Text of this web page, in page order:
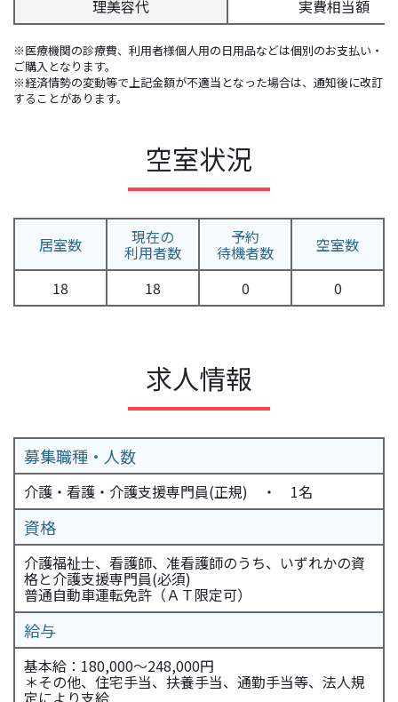
理美容代
実費相当額
※医療機関の診療費、利用者様個人用の日用品などは個別のお支払い・
ご購入となります。
※経済情勢の変動等で上記金額が不適当となった場合は、通知後に改訂
することがあります。
空室状況
居室数 現在の
利用者数
予約
待機者数 空室数
18 18 0 0
求人情報
募集職種・人数
介護・看護・介護支援専門員(正規) ・ 1名
資格
介護福祉士、看護師、准看護師のうち、いずれかの資
格と介護支援専門員(必須)
普通自動車運転免許（ＡＴ限定可）
給与
基本給：180,000～248,000円
＊その他、住宅手当、扶養手当、通勤手当等、法人規